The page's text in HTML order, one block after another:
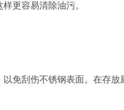
更容易清除油污。
免刮伤不锈钢表面。在存放